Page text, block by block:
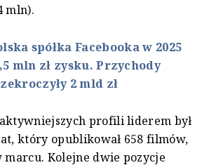
mln).
spółka Facebooka w 2025
mln zł zysku. Przychody
2 mld zł
profili liderem był
który opublikował 658 filmów,
marcu. Kolejne dwie pozycje